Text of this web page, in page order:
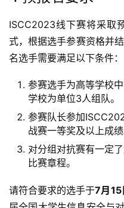
ISCC2023线下赛将采取
式，根据选手参赛资格并
名选手需要满足以下条件：
参赛选手为高等学校
学校为单位3人组队。
参赛队长参加
战赛一等奖及以上成绩
对分组对抗赛有一定
比赛章程。
请符合要求的选手于7月15